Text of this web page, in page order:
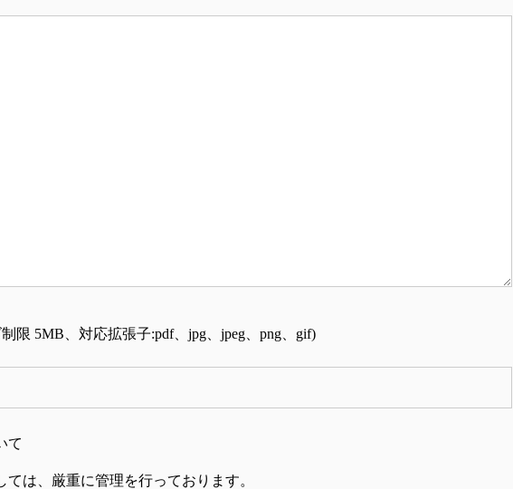
限 5MB、対応拡張子:pdf、jpg、jpeg、png、gif)
て
は、厳重に管理を行っております。